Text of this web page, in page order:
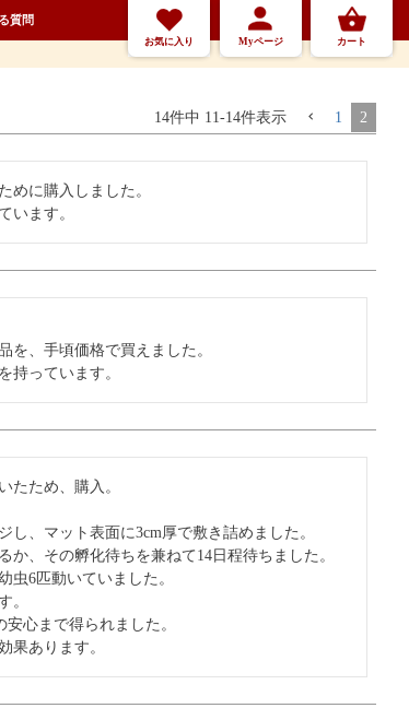
質問
お気に入り Myページ カート
14件中 11 -14件表示 1 2
めに購入しました。
います。
を、手頃価格で買えました。
持っています。
たため、購入。
、マット表面に3cm厚で敷き詰めました。
、その孵化待ちを兼ねて14日程待ちました。
虫6匹動いていました。
。
心まで得られました。
果あります。